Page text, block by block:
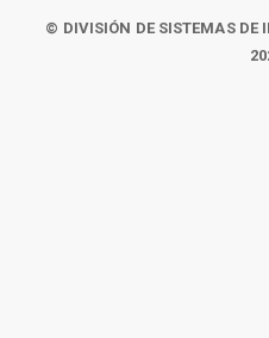
© DIVISIÓN DE SISTEMAS DE